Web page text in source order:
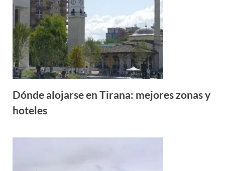
Dónde alojarse en Tirana: mejores zonas y
hoteles